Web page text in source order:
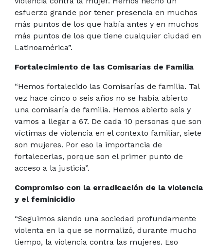
esfuerzo grande por tener presencia en muchos
más puntos de los que había antes y en muchos
más puntos de los que tiene cualquier ciudad en
Latinoamérica”.
Fortalecimiento de las Comisarías de Familia
“Hemos fortalecido las Comisarías de familia. Tal
vez hace cinco o seis años no se había abierto
una comisaría de familia. Hemos abierto seis y
vamos a llegar a 67. De cada 10 personas que son
víctimas de violencia en el contexto familiar, siete
son mujeres. Por eso la importancia de
fortalecerlas, porque son el primer punto de
acceso a la justicia”.
Compromiso con la erradicación de la violencia
y el feminicidio
“Seguimos siendo una sociedad profundamente
violenta en la que se normalizó, durante mucho
tiempo, la violencia contra las mujeres. Eso